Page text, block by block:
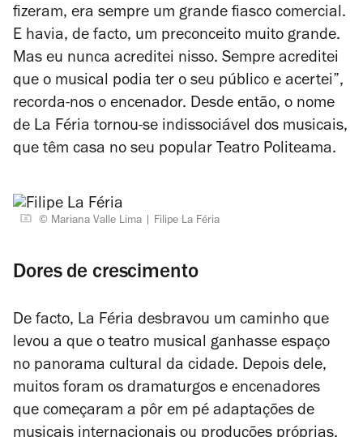
fizeram, era sempre um grande fiasco comercial.
E havia, de facto, um preconceito muito grande.
Mas eu nunca acreditei nisso. Sempre acreditei
que o musical podia ter o seu público e acertei”,
recorda-nos o encenador. Desde então, o nome
de La Féria tornou-se indissociável dos musicais,
que têm casa no seu popular Teatro Politeama.
© Mariana Valle Lima Filipe La Féria
Dores de crescimento
De facto, La Féria desbravou um caminho que
levou a que o teatro musical ganhasse espaço
no panorama cultural da cidade. Depois dele,
muitos foram os dramaturgos e encenadores
que começaram a pôr em pé adaptações de